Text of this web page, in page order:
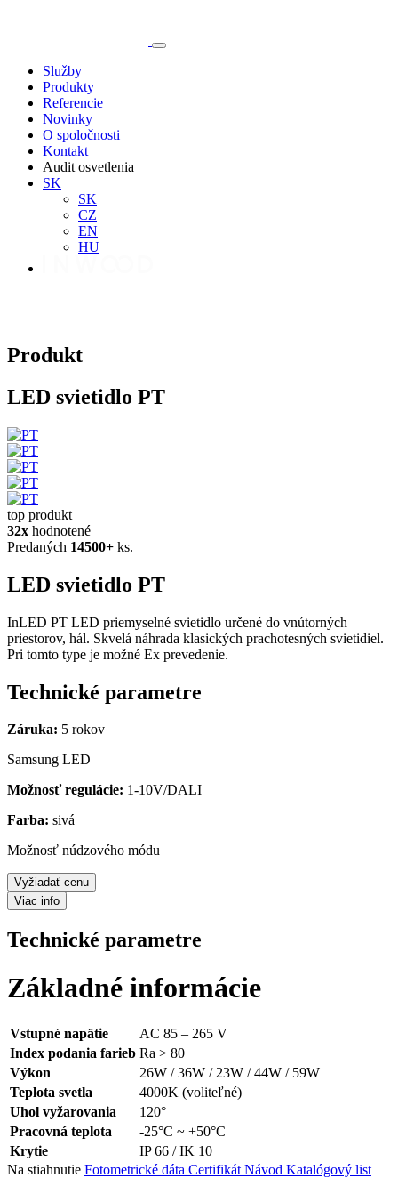
Služby
Produkty
Referencie
Novinky
O spoločnosti
Kontakt
Audit osvetlenia
SK
SK
CZ
EN
HU
Produkt
LED svietidlo PT
top produkt
32x hodnotené
Predaných 14500+ ks.
LED svietidlo PT
InLED PT LED priemyselné svietidlo určené do vnútorných
priestorov, hál. Skvelá náhrada klasických prachotesných svietidiel.
Pri tomto type je možné Ex prevedenie.
Technické parametre
Záruka: 5 rokov
Samsung LED
Možnosť regulácie: 1-10V/DALI
Farba: sivá
Možnosť núdzového módu
Vyžiadať cenu
Viac info
Technické parametre
Základné informácie
Vstupné napätie
AC 85 – 265 V
Index podania farieb Ra > 80
Výkon
26W / 36W / 23W / 44W / 59W
Teplota svetla
4000K (voliteľné)
Uhol vyžarovania
120°
Pracovná teplota
-25°C ~ +50°C
Krytie
IP 66 / IK 10
Na stiahnutie Fotometrické dáta Certifikát Návod Katalógový list